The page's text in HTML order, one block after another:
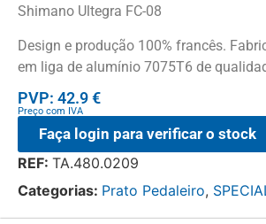
Shimano Ultegra FC-08
Design e produção 100% francês.
em liga de alumínio 7075T6 de
PVP: 42.9 €
Preço com IVA
Faça login para verificar o stock
REF: TA.480.0209
Categorias: Prato Pedaleiro,